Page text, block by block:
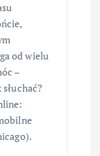
od wielu
–